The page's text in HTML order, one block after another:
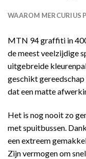
WAAROM MERCURIUS
MTN 94 graffiti in
de meest veelzijdige
uitgebreide
geschikt
dat een matte
Het is nog nooit zo
met spuitbussen.
een extreem
Zijn vermogen om